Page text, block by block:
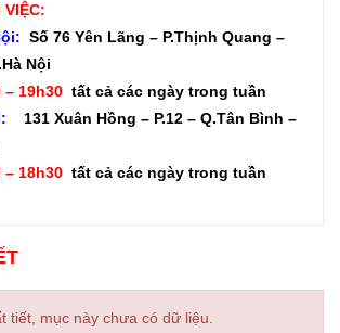
VIỆC:
Số 76 Yên Lãng – P.Thịnh Quang –
Nội
tất cả các ngày trong tuần
131 Xuân Hồng – P.12 – Q.Tân Bình –
tất cả các ngày trong tuần
tiết, mục này chưa có dữ liệu.